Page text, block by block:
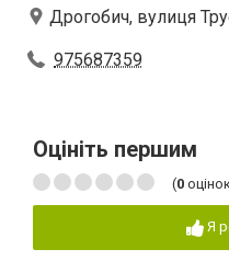
Дрогобич, вулиця
975687359
Оцініть першим
(0
Я